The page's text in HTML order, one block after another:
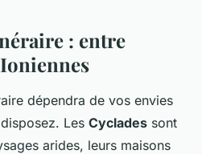
: entre
dépendra de vos envies
Les Cyclades sont
arides, leurs maisons